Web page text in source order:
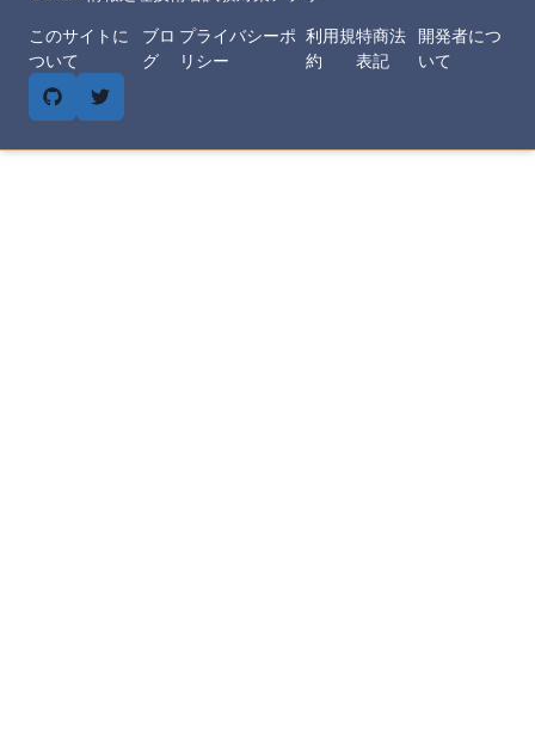
このサイトに
ついて
ブロ
グ
プライバシーポ
リシー
利用規
約
特商法
表記
開発者につ
いて